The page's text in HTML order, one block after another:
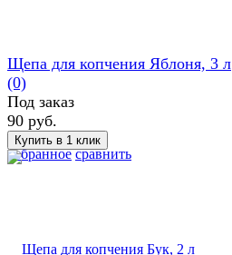
избранное сравнить
Щепа для копчения Яблоня, 3 л
(0)
Под заказ
90 руб.